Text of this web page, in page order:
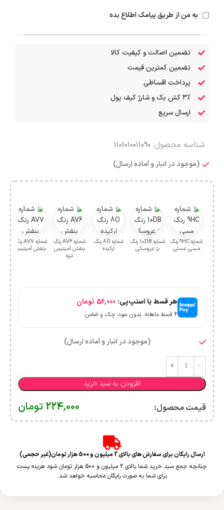
به من از طریق پیامک اطلاع بده
تضمین اصالت و کیفیت کالا
تضمین کمترین قیمت
پرداخت اقساطی
۳٪ کش بک و شارژ کیف پول
ارسال سریع
شناسه محصول: 1101010011090
(موجود در انبار و آماده ارسال)
شماره 9HC رنگ
مسی عسلی
شماره 10DB رنگ
بژ عروسکی
شماره 8O رنگ
ارکیده
شماره AV6 رنگ
بنفش آمیتیس
تیره
شماره AV7 رنگ
بنفش آمیتیس
هر قسط با اسنپ‌پی: 56,000 تومان
۴ قسط ماهانه. بدون سود، چک و ضامن.
(موجود در انبار و آماده ارسال)
افزودن به سبد خرید
قیمت محصول:​ 224,000 تومان
ارسال رایگان برای سفارش های بالای 2 میلیون و 500 هزار تومان(غیر حجمی)
چنانچه جمع سبد خرید شما بالای 2 میلیون و 500 هزار تومان شود هزینه پست
برای شما به صورت رایگان محاسبه خواهد شد.